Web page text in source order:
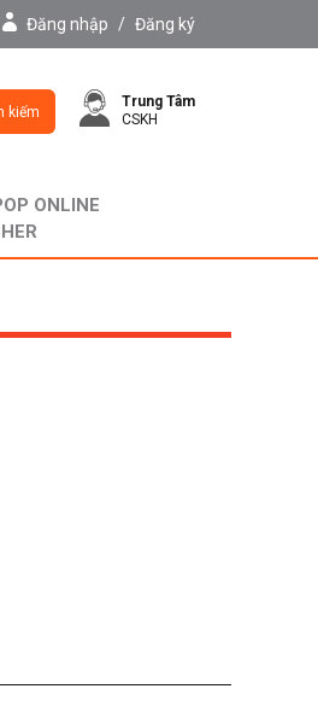
Đăng nhập / Đăng ký
kiếm
Trung Tâm
CSKH
ONLINE